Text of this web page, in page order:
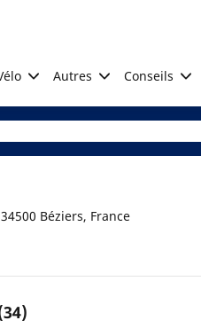
Autres Conseils
Béziers, France